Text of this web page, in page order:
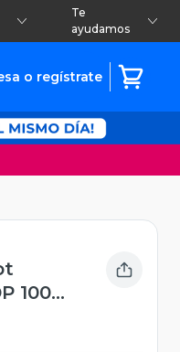
Te
ayudamos
o regístrate
100